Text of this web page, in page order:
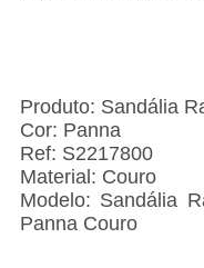
Produto: Sandália
Cor: Panna
Ref: S2217800
Material: Couro
Modelo: Sandália
Panna Couro